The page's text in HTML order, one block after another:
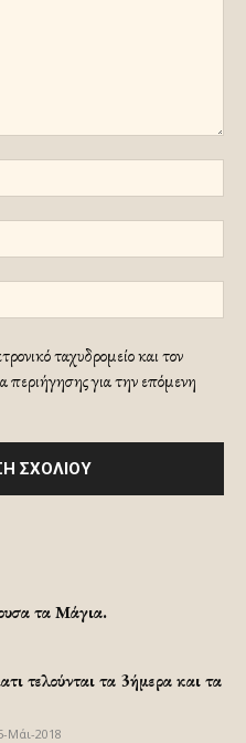
ταχυδρομείο και τον
περιήγησης για την επόμενη
τα Μάγια.
τελούνται τα 3ήμερα και τα
Μάι-2018